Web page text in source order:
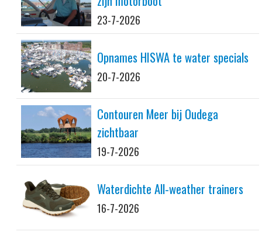
23-7-2026
Opnames HISWA te water specials
20-7-2026
Contouren Meer bij Oudega
zichtbaar
19-7-2026
Waterdichte All-weather trainers
16-7-2026